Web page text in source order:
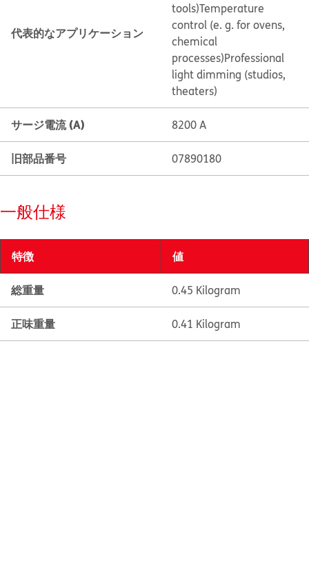
代表的なアプリケーション
tools)Temperature
control (e. g. for ovens,
chemical
processes)Professional
light dimming (studios,
theaters)
サージ電流 (A) 8200 A
旧部品番号 07890180
一般仕様
特徴 値
総重量 0.45 Kilogram
正味重量 0.41 Kilogram